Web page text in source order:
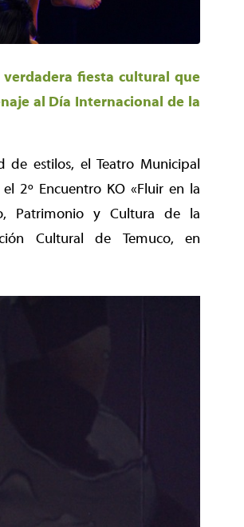
fiesta cultural que
al Día Internacional de la
estilos, el Teatro Municipal
2º Encuentro KO «Fluir en la
Patrimonio y Cultura de la
Cultural de Temuco, en